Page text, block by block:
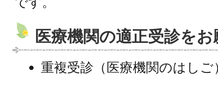
医療機関の適正受診を
重複受診（医療機関のはし